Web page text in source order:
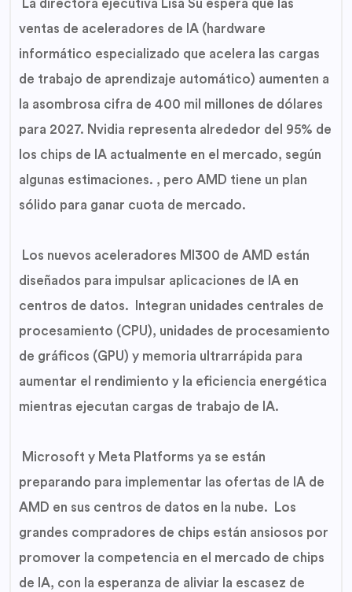
La directora ejecutiva Lisa Su espera que las
ventas de aceleradores de IA (hardware
informático especializado que acelera las cargas
de trabajo de aprendizaje automático) aumenten a
la asombrosa cifra de 400 mil millones de dólares
para 2027. Nvidia representa alrededor del 95% de
los chips de IA actualmente en el mercado, según
algunas estimaciones. , pero AMD tiene un plan
sólido para ganar cuota de mercado.
Los nuevos aceleradores MI300 de AMD están
diseñados para impulsar aplicaciones de IA en
centros de datos. Integran unidades centrales de
procesamiento (CPU), unidades de procesamiento
de gráficos (GPU) y memoria ultrarrápida para
aumentar el rendimiento y la eficiencia energética
mientras ejecutan cargas de trabajo de IA.
Microsoft y Meta Platforms ya se están
preparando para implementar las ofertas de IA de
AMD en sus centros de datos en la nube. Los
grandes compradores de chips están ansiosos por
promover la competencia en el mercado de chips
de IA, con la esperanza de aliviar la escasez de